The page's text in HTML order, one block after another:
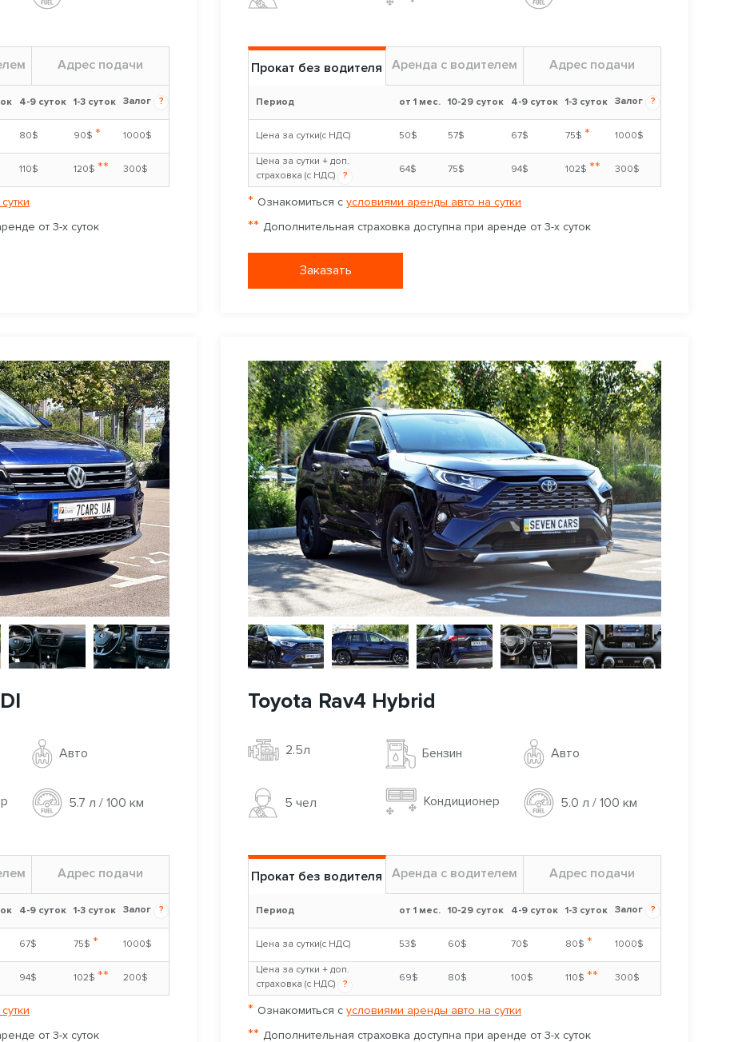
Адрес подачи
4-9 суток 1-3 суток Залог ?
80$ 90$ * 1000$
110$ 120$ ** 300$
от 3-х суток
Прокат без водителя Аренда с водителем Адрес подачи
Период от 1 мес. 10-29 суток 4-9 суток 1-3 суток Залог ?
Цена за сутки(с НДС) 50$ 57$ 67$ 75$ * 1000$
Цена за сутки + доп.
страховка (с НДС)
?
64$ 75$ 94$ 102$ ** 300$
* Ознакомиться с условиями аренды авто на сутки
** Дополнительная страховка доступна при аренде от 3-х суток
Заказать
Авто
5.7 л / 100 км
Адрес подачи
4-9 суток 1-3 суток Залог ?
67$ 75$ * 1000$
94$ 102$ ** 200$
от 3-х суток
Toyota Rav4 Hybrid
2.5л Бензин Авто
5 чел Кондиционер 5.0 л / 100 км
Прокат без водителя Аренда с водителем Адрес подачи
Период от 1 мес. 10-29 суток 4-9 суток 1-3 суток Залог ?
Цена за сутки(с НДС) 53$ 60$ 70$ 80$ * 1000$
Цена за сутки + доп.
страховка (с НДС)
?
69$ 80$ 100$ 110$ ** 300$
* Ознакомиться с условиями аренды авто на сутки
** Дополнительная страховка доступна при аренде от 3-х суток